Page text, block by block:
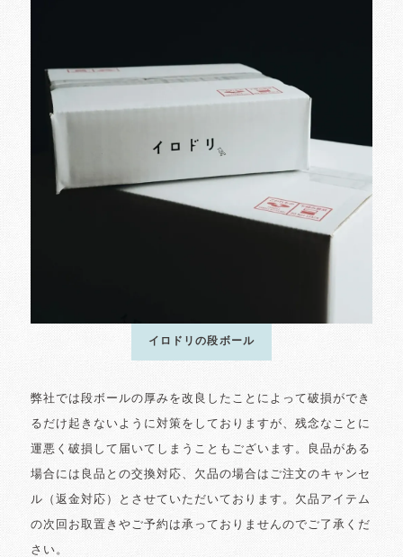
イロドリの段ボール
弊社では段ボールの厚みを改良したことによって破損ができ
るだけ起きないように対策をしておりますが、残念なことに
運悪く破損して届いてしまうこともございます。良品がある
場合には良品との交換対応、欠品の場合はご注文のキャンセ
ル（返金対応）とさせていただいております。欠品アイテム
の次回お取置きやご予約は承っておりませんのでご了承くだ
さい。